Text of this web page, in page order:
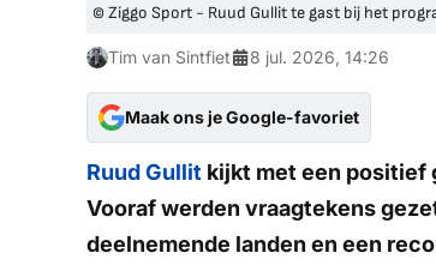
© Ziggo Sport - Ruud Gullit te gast bij het
Tim van Sintfiet 8 jul. 2026, 14:26
Maak ons je Google-favoriet
Ruud Gullit kijkt met een positief
Vooraf werden vraagtekens
deelnemende landen en een